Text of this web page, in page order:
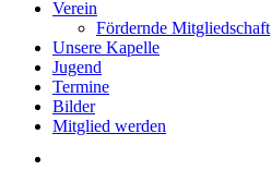
Verein
Fördernde Mitgliedschaft
Unsere Kapelle
Jugend
Termine
Bilder
Mitglied werden